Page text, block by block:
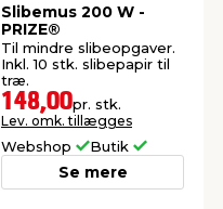
Slibemus 200 W -
PRIZE®
Til mindre slibeopgaver.
Inkl. 10 stk. slibepapir til
træ.
148,00pr. stk.
Lev. omk. tillægges
Webshop Butik
Se mere